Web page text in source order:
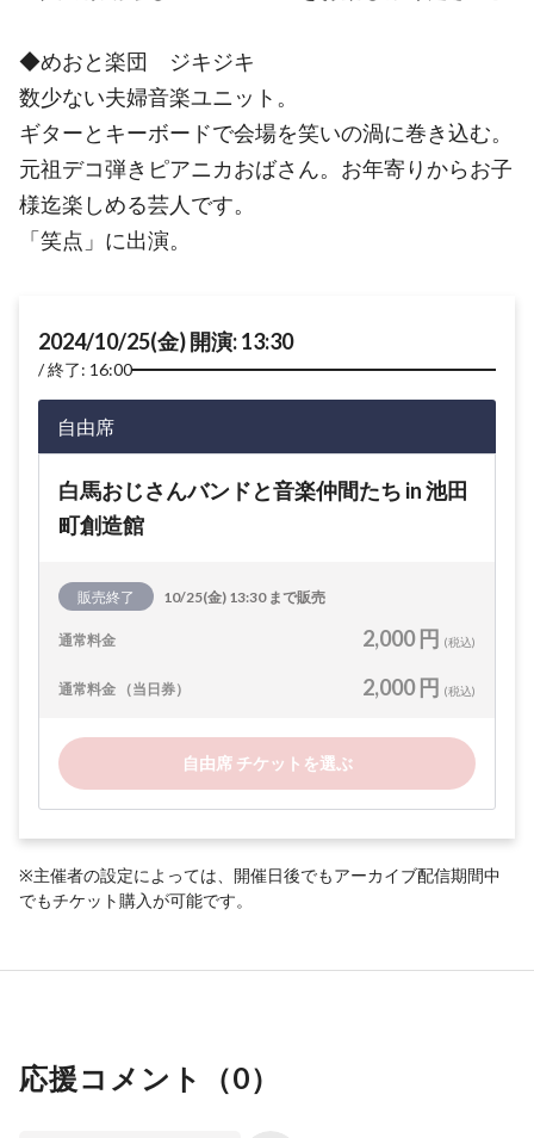
◆めおと楽団 ジキジキ
数少ない夫婦音楽ユニット。
ギターとキーボードで会場を笑いの渦に巻き込む。
元祖デコ弾きピアニカおばさん。お年寄りからお子
様迄楽しめる芸人です。
「笑点」に出演。
2024/10/25(金) 開演: 13:30
終了: 16:00
自由席
白馬おじさんバンドと音楽仲間たち in 池田
町創造館
販売終了 10/25(金) 13:30 まで販売
通常料金 2,000 円 (税込)
通常料金 （当日券） 2,000 円 (税込)
自由席 チケットを選ぶ
※主催者の設定によっては、開催日後でもアーカイブ配信期間中
でもチケット購入が可能です。
応援コメント（0）